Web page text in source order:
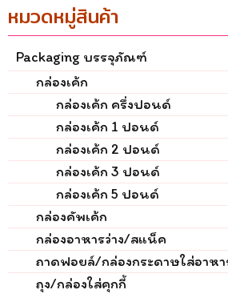
หมวดหมู่สินค้า
Packaging บรรจุภัณฑ์
กล่องเค้ก
กล่องเค้ก ครึ่งปอนด์
กล่องเค้ก 1 ปอนด์
กล่องเค้ก 2 ปอนด์
กล่องเค้ก 3 ปอนด์
กล่องเค้ก 5 ปอนด์
กล่องคัพเค้ก
กล่องอาหารว่าง/สแน็ค
ถาดฟอยล์/กล่องกระดาษใส่อาหา
ถุง/กล่องใส่คุกกี้